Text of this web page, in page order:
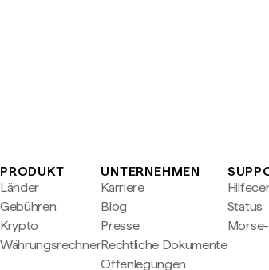
PRODUKT
Länder
Gebühren
Krypto
Währungsrechner
UNTERNEHMEN
Karriere
Blog
Presse
Rechtliche Dokumente
Offenlegungen
Status